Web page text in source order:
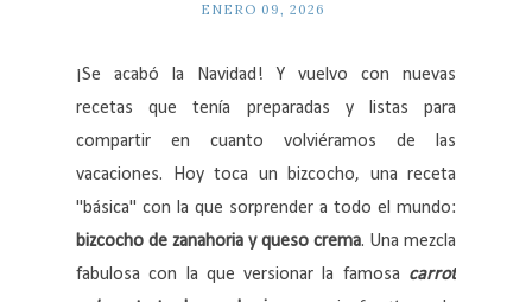
ENERO 09, 2026
¡Se acabó la Navidad! Y vuelvo con nuevas
recetas que tenía preparadas y listas para
compartir en cuanto volviéramos de las
vacaciones. Hoy toca un bizcocho, una receta
"básica" con la que sorprender a todo el mundo:
bizcocho de zanahoria y queso crema. Una mezcla
fabulosa con la que versionar la famosa carrot